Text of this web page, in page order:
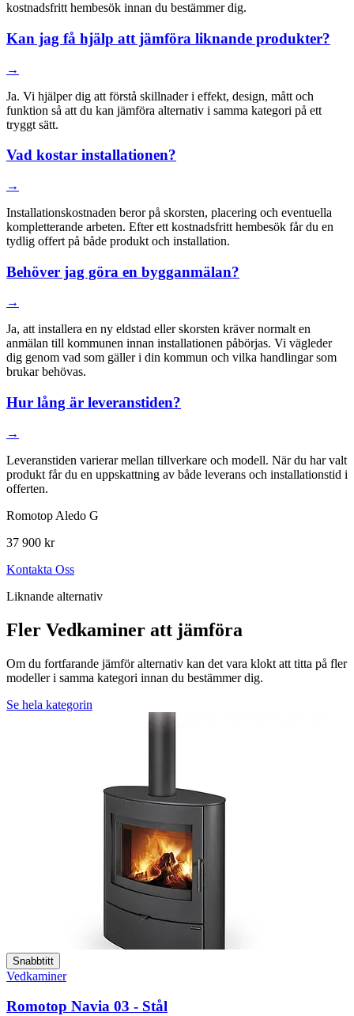
kostnadsfritt hembesök innan du bestämmer dig.
Kan jag få hjälp att jämföra liknande produkter?
→
Ja. Vi hjälper dig att förstå skillnader i effekt, design, mått och
funktion så att du kan jämföra alternativ i samma kategori på ett
tryggt sätt.
Vad kostar installationen?
→
Installationskostnaden beror på skorsten, placering och eventuella
kompletterande arbeten. Efter ett kostnadsfritt hembesök får du en
tydlig offert på både produkt och installation.
Behöver jag göra en bygganmälan?
→
Ja, att installera en ny eldstad eller skorsten kräver normalt en
anmälan till kommunen innan installationen påbörjas. Vi vägleder
dig genom vad som gäller i din kommun och vilka handlingar som
brukar behövas.
Hur lång är leveranstiden?
→
Leveranstiden varierar mellan tillverkare och modell. När du har valt
produkt får du en uppskattning av både leverans och installationstid i
offerten.
Romotop Aledo G
37 900 kr
Kontakta Oss
Liknande alternativ
Fler Vedkaminer att jämföra
Om du fortfarande jämför alternativ kan det vara klokt att titta på fler
modeller i samma kategori innan du bestämmer dig.
Se hela kategorin
Snabbtitt
Vedkaminer
Romotop Navia 03 - Stål